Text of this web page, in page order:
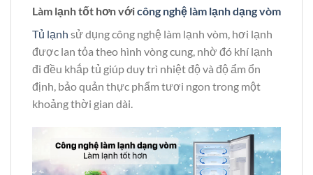
Làm lạnh tốt hơn vớicông nghệ làm lạnh dạng vòm
Tủ lạnh sử dụng công nghệ làm lạnh vòm, hơi lạnh
được lan tỏa theo hình vòng cung, nhờ đó khí lạnh
đi đều khắp tủ giúp duy trì nhiệt độ và độ ẩm ổn
định, bảo quản thực phẩm tươi ngon trong một
khoảng thời gian dài.